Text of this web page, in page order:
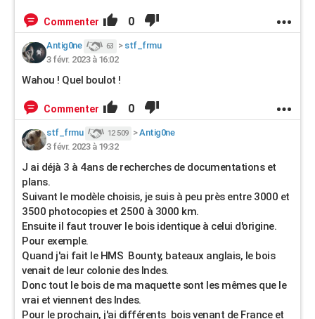
Commenter 0
Antig0ne 63 > stf_frmu
3 févr. 2023 à 16:02
Wahou ! Quel boulot !
Commenter 0
stf_frmu 12 509 >Antig0ne
3 févr. 2023 à 19:32
J ai déjà 3 à 4ans de recherches de documentations et
plans.
Suivant le modèle choisis, je suis à peu près entre 3000 et
3500 photocopies et 2500 à 3000 km.
Ensuite il faut trouver le bois identique à celui d'origine.
Pour exemple.
Quand j'ai fait le HMS Bounty, bateaux anglais, le bois
venait de leur colonie des Indes.
Donc tout le bois de ma maquette sont les mêmes que le
vrai et viennent des Indes.
Pour le prochain, j'ai différents bois venant de France et